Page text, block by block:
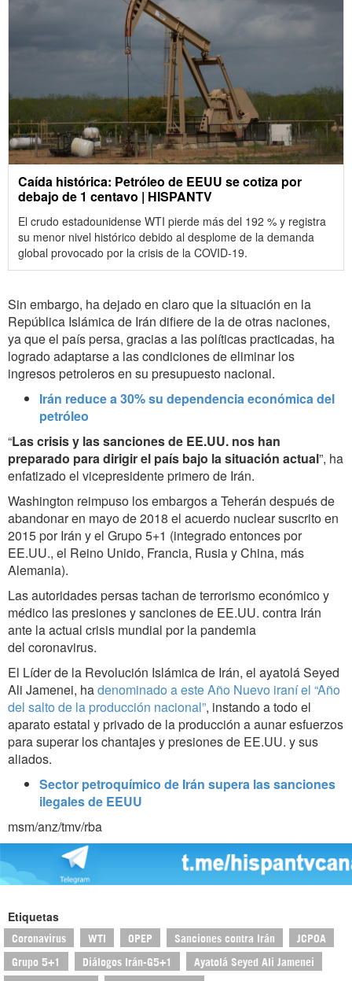
Caída histórica: Petróleo de EEUU se cotiza por
debajo de 1 centavo | HISPANTV
El crudo estadounidense WTI pierde más del 192 % y registra
su menor nivel histórico debido al desplome de la demanda
global provocado por la crisis de la COVID-19.
Sin embargo, ha dejado en claro que la situación en la
República Islámica de Irán difiere de la de otras naciones,
ya que el país persa, gracias a las políticas practicadas, ha
logrado adaptarse a las condiciones de eliminar los
ingresos petroleros en su presupuesto nacional.
Irán reduce a 30% su dependencia económica del
petróleo
“Las crisis y las sanciones de EE.UU. nos han
preparado para dirigir el país bajo la situación actual”, ha
enfatizado el vicepresidente primero de Irán.
Washington reimpuso los embargos a Teherán después de
abandonar en mayo de 2018 el acuerdo nuclear suscrito en
2015 por Irán y el Grupo 5+1 (integrado entonces por
EE.UU., el Reino Unido, Francia, Rusia y China, más
Alemania).
Las autoridades persas tachan de terrorismo económico y
médico las presiones y sanciones de EE.UU. contra Irán
ante la actual crisis mundial por la pandemia
del coronavirus.
El Líder de la Revolución Islámica de Irán, el ayatolá Seyed
Ali Jamenei, hadenominado a este Año Nuevo iraní el “Año
del salto de la producción nacional”, instando a todo el
aparato estatal y privado de la producción a aunar esfuerzos
para superar los chantajes y presiones de EE.UU. y sus
aliados.
Sector petroquímico de Irán supera las sanciones
ilegales de EEUU
msm/anz/tmv/rba
Etiquetas
Coronavirus WTI OPEP Sanciones contra Irán JCPOA
Grupo 5+1 Diálogos Irán-G5+1 Ayatolá Seyed Ali Jamenei